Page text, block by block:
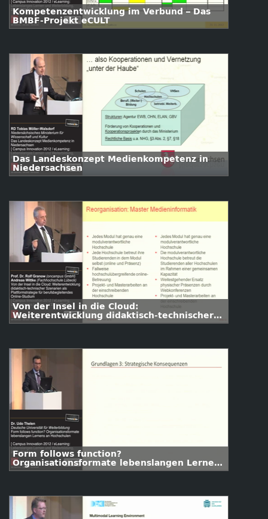
Kompetenzentwicklung im Verbund – Das
BMBF-Projekt eCULT
Das Landeskonzept Medienkompetenz in
Niedersachsen
Von der Insel in die Cloud:
Weiterentwicklung didaktisch-technischer
Szenarien als Plattformstrategie für
Form follows function?
Organisationsformate lebenslangen Lernens
an Hochschulen